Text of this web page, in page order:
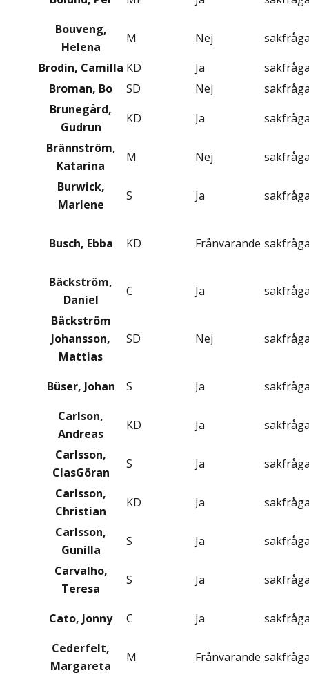
Bouveng,
Helena
M Nej
Brodin, Camilla KD Ja
Broman, Bo
SD Nej
Brunegård,
Gudrun
KD Ja
Brännström,
Katarina
M Nej
Burwick,
Marlene
S Ja
Busch, Ebba KD Frånvarande
Bäckström,
Daniel
C Ja
Bäckström
Johansson,
Mattias
SD Nej
Büser, Johan S Ja
Carlson,
Andreas
KD Ja
Carlsson,
ClasGöran
S Ja
Carlsson,
Christian
KD Ja
Carlsson,
Gunilla
S Ja
Carvalho,
Teresa
S Ja
Cato, Jonny C Ja
Cederfelt,
Margareta
M Frånvarande